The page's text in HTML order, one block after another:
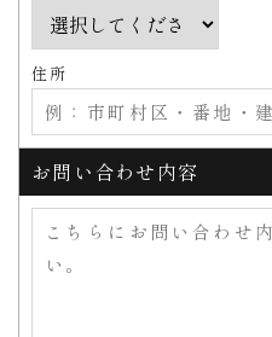
住所
お問い合わせ内容